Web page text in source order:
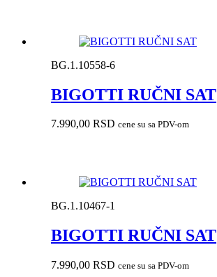
BG.1.10558-6
BIGOTTI RUČNI SAT
7.990,00 RSD cene su sa PDV-om
BG.1.10467-1
BIGOTTI RUČNI SAT
7.990,00 RSD cene su sa PDV-om